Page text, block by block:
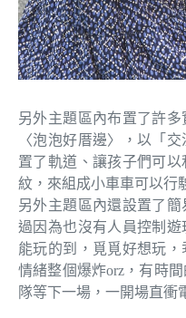
另外主題區內布置了許
〈泡泡好厝邊〉，以「
置了軌道、讓孩子們可
紋，來組成小車車可以行
另外主題區內還設置了
過因為也沒有人員控制
能玩的到，覓覓好想玩，
情緒整個爆炸orz，有時
隊等下一場，一開場直衝